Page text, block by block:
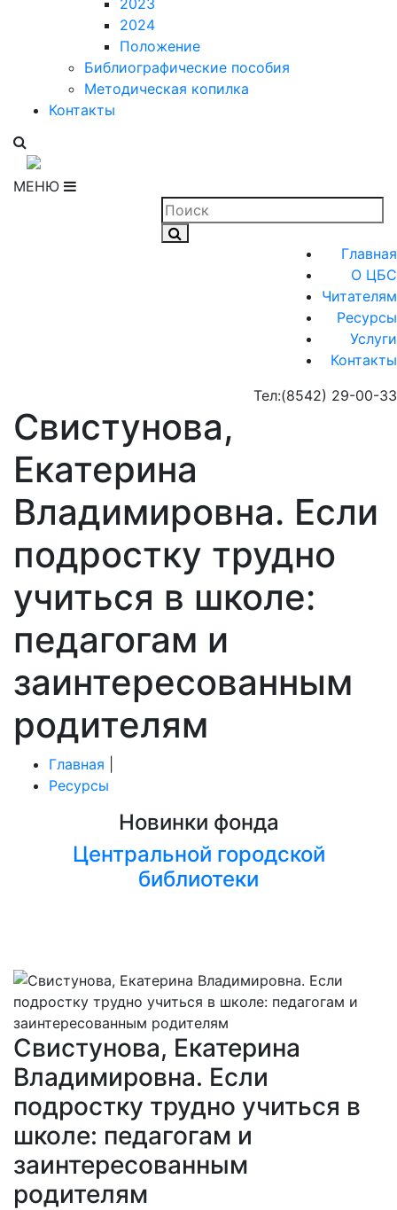
2023
2024
Положение
Библиографические пособия
Методическая копилка
Контакты
МЕНЮ
Главная
О ЦБС
Читателям
Ресурсы
Услуги
Контакты
Тел:(8542) 29-00-33
Свистунова,
Екатерина
Владимировна. Если
подростку трудно
учиться в школе:
педагогам и
заинтересованным
родителям
Главная
Ресурсы
Новинки фонда
Центральной городской
библиотеки
Свистунова, Екатерина
Владимировна. Если
подростку трудно учиться в
школе: педагогам и
заинтересованным
родителям